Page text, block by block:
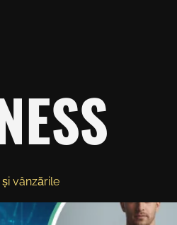
vânzările